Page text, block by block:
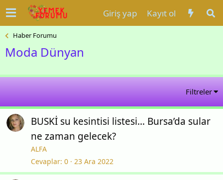
Giriş yap Kayıt ol
Haber Forumu
Moda Dünyan
Filtreler
BUSKİ su kesintisi listesi… Bursa’da sular
ne zaman gelecek?
ALFA
Cevaplar 0 23 Ara 2022